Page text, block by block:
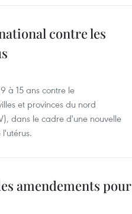
contre les
à 15 ans contre le
et provinces du nord
dans le cadre d'une nouvelle
amendements pour